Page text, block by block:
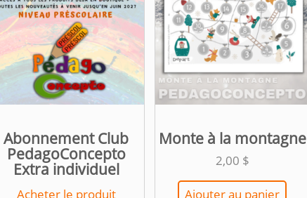
Abonnement Club
PedagoConcepto
Extra individuel
Acheter le produit
Monte à la montagne
2,00 $
Ajouter au panier